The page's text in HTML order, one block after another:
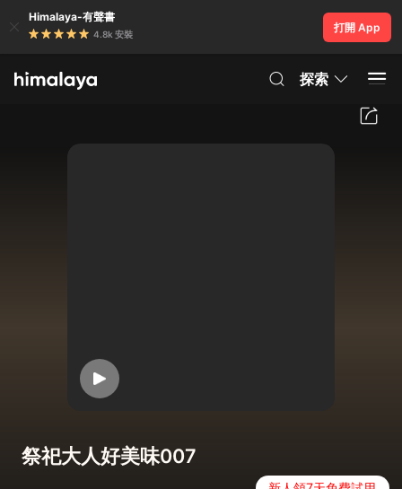
Himalaya-有聲書
4.8k 安裝
打開 App
探索
祭祀大人好美味007